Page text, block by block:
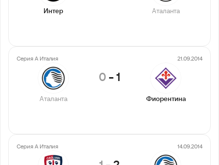
Интер Аталанта
Серия А Италия 21.09.2014
Аталанта
0-1
Фиорентина
Серия А Италия 14.09.2014